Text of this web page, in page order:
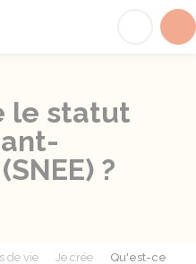
le statut
?
de vie Je crée
Qu'est-ce